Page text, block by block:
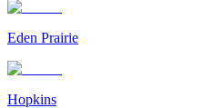
Eden Prairie
Hopkins